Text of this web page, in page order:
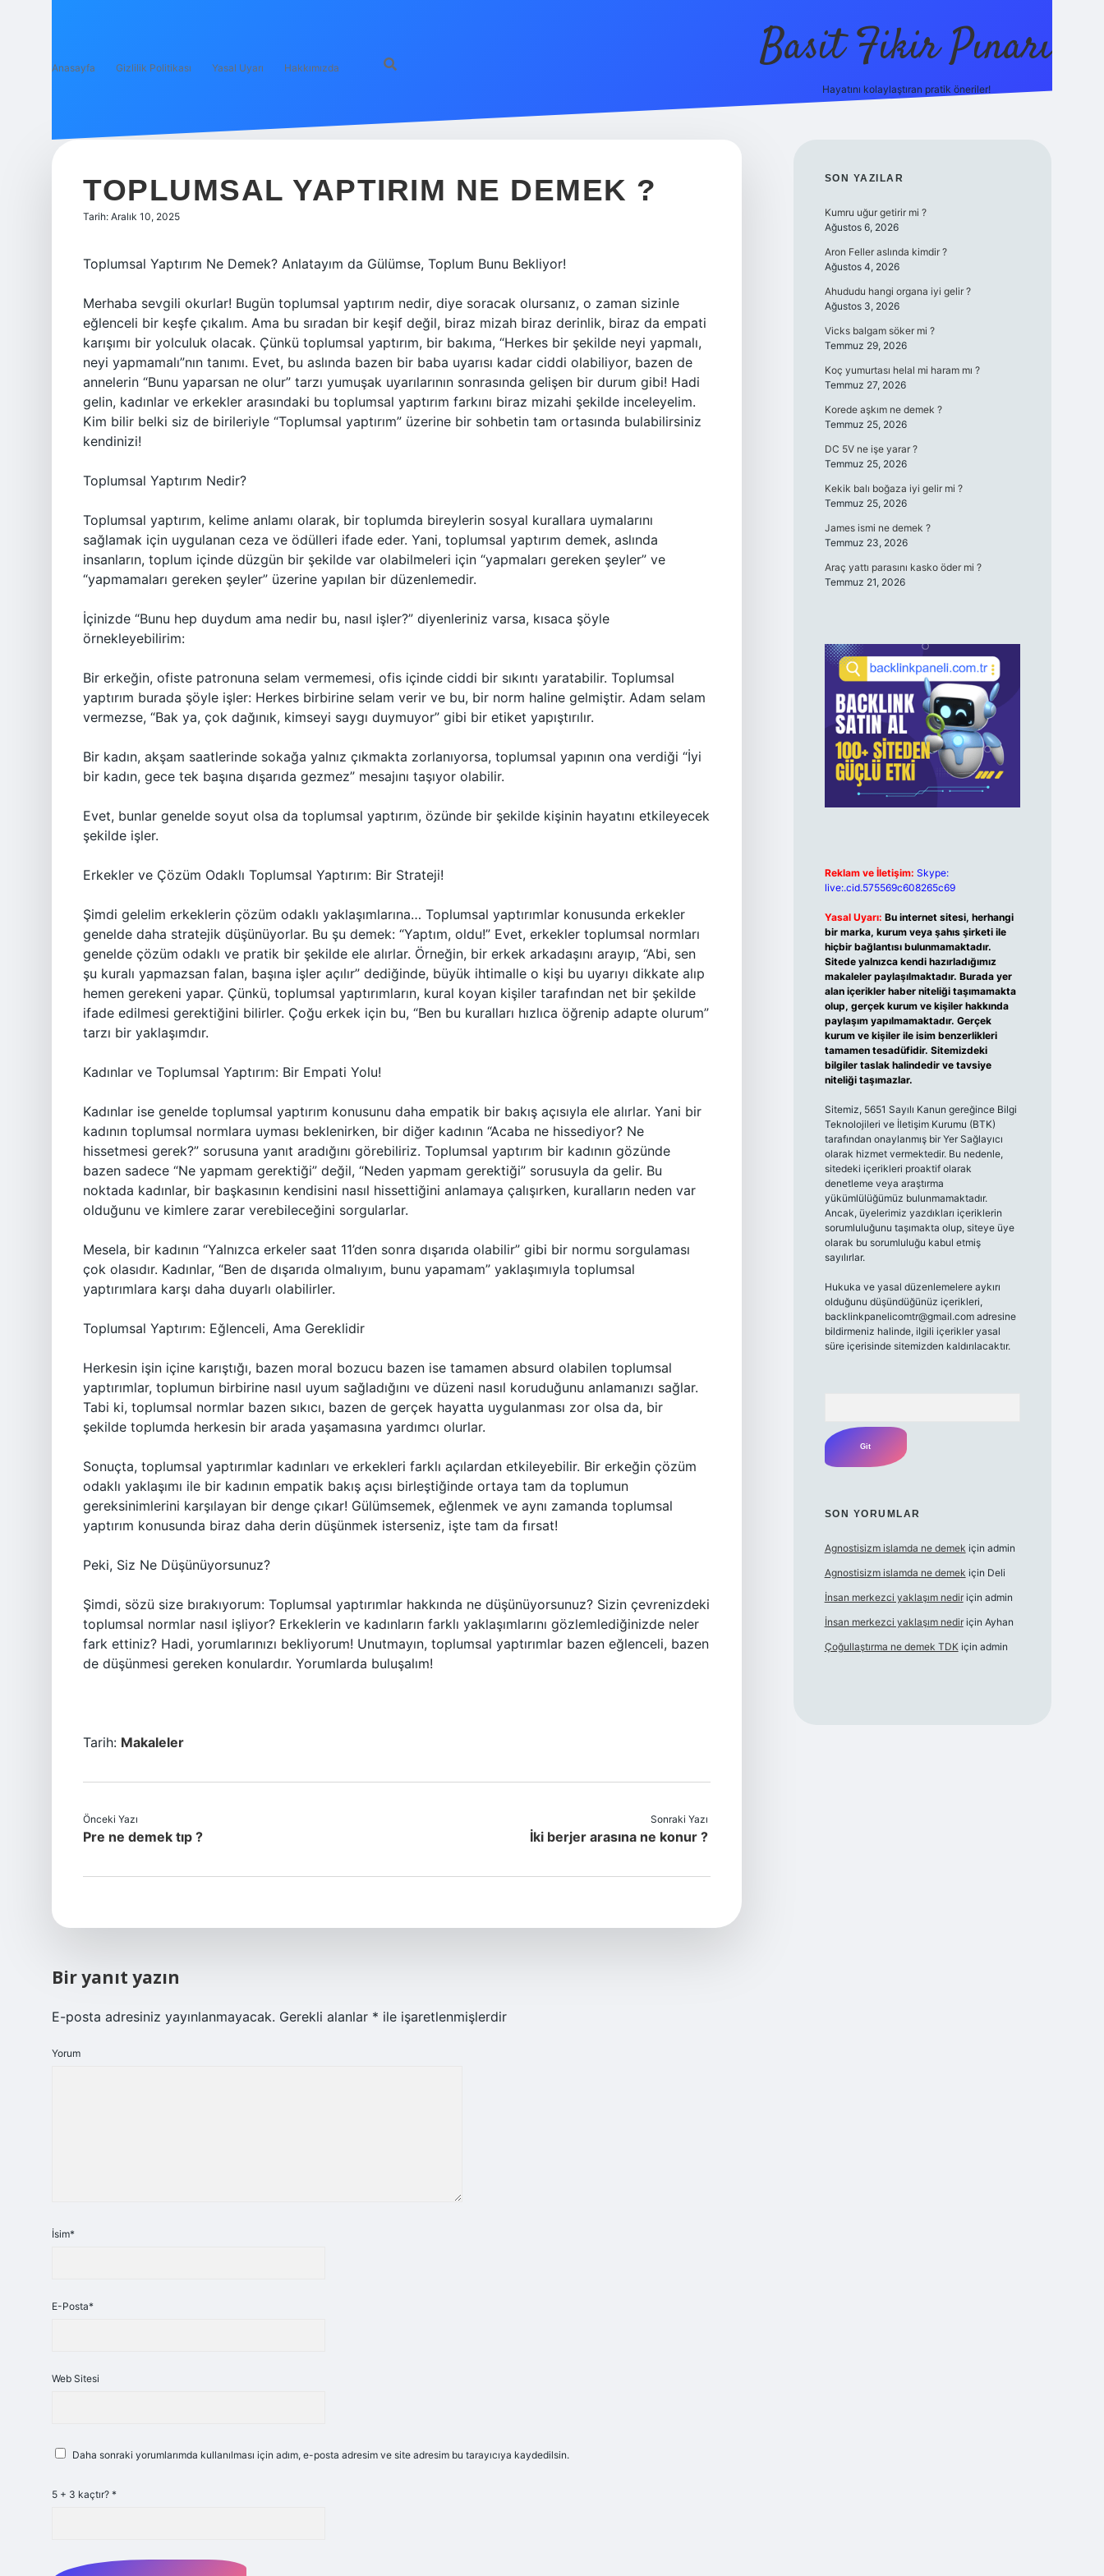
Anasayfa Gizlilik Politikası Yasal Uyarı Hakkımızda Basit Fikir Pınarı
Hayatını kolaylaştıran pratik öneriler!
TOPLUMSAL YAPTIRIM NE DEMEK ?
Tarih: Aralık 10, 2025
Toplumsal Yaptırım Ne Demek? Anlatayım da Gülümse, Toplum Bunu Bekliyor!
Merhaba sevgili okurlar! Bugün toplumsal yaptırım nedir, diye soracak olursanız, o zaman sizinle
eğlenceli bir keşfe çıkalım. Ama bu sıradan bir keşif değil, biraz mizah biraz derinlik, biraz da empati
karışımı bir yolculuk olacak. Çünkü toplumsal yaptırım, bir bakıma, “Herkes bir şekilde neyi yapmalı,
neyi yapmamalı”nın tanımı. Evet, bu aslında bazen bir baba uyarısı kadar ciddi olabiliyor, bazen de
annelerin “Bunu yaparsan ne olur” tarzı yumuşak uyarılarının sonrasında gelişen bir durum gibi! Hadi
gelin, kadınlar ve erkekler arasındaki bu toplumsal yaptırım farkını biraz mizahi şekilde inceleyelim.
Kim bilir belki siz de birileriyle “Toplumsal yaptırım” üzerine bir sohbetin tam ortasında bulabilirsiniz
kendinizi!
Toplumsal Yaptırım Nedir?
Toplumsal yaptırım, kelime anlamı olarak, bir toplumda bireylerin sosyal kurallara uymalarını
sağlamak için uygulanan ceza ve ödülleri ifade eder. Yani, toplumsal yaptırım demek, aslında
insanların, toplum içinde düzgün bir şekilde var olabilmeleri için “yapmaları gereken şeyler” ve
“yapmamaları gereken şeyler” üzerine yapılan bir düzenlemedir.
İçinizde “Bunu hep duydum ama nedir bu, nasıl işler?” diyenleriniz varsa, kısaca şöyle
örnekleyebilirim:
Bir erkeğin, ofiste patronuna selam vermemesi, ofis içinde ciddi bir sıkıntı yaratabilir. Toplumsal
yaptırım burada şöyle işler: Herkes birbirine selam verir ve bu, bir norm haline gelmiştir. Adam selam
vermezse, “Bak ya, çok dağınık, kimseyi saygı duymuyor” gibi bir etiket yapıştırılır.
Bir kadın, akşam saatlerinde sokağa yalnız çıkmakta zorlanıyorsa, toplumsal yapının ona verdiği “İyi
bir kadın, gece tek başına dışarıda gezmez” mesajını taşıyor olabilir.
Evet, bunlar genelde soyut olsa da toplumsal yaptırım, özünde bir şekilde kişinin hayatını etkileyecek
şekilde işler.
Erkekler ve Çözüm Odaklı Toplumsal Yaptırım: Bir Strateji!
Şimdi gelelim erkeklerin çözüm odaklı yaklaşımlarına… Toplumsal yaptırımlar konusunda erkekler
genelde daha stratejik düşünüyorlar. Bu şu demek: “Yaptım, oldu!” Evet, erkekler toplumsal normları
genelde çözüm odaklı ve pratik bir şekilde ele alırlar. Örneğin, bir erkek arkadaşını arayıp, “Abi, sen
şu kuralı yapmazsan falan, başına işler açılır” dediğinde, büyük ihtimalle o kişi bu uyarıyı dikkate alıp
hemen gerekeni yapar. Çünkü, toplumsal yaptırımların, kural koyan kişiler tarafından net bir şekilde
ifade edilmesi gerektiğini bilirler. Çoğu erkek için bu, “Ben bu kuralları hızlıca öğrenip adapte olurum”
tarzı bir yaklaşımdır.
Kadınlar ve Toplumsal Yaptırım: Bir Empati Yolu!
Kadınlar ise genelde toplumsal yaptırım konusunu daha empatik bir bakış açısıyla ele alırlar. Yani bir
kadının toplumsal normlara uyması beklenirken, bir diğer kadının “Acaba ne hissediyor? Ne
hissetmesi gerek?” sorusuna yanıt aradığını görebiliriz. Toplumsal yaptırım bir kadının gözünde
bazen sadece “Ne yapmam gerektiği” değil, “Neden yapmam gerektiği” sorusuyla da gelir. Bu
noktada kadınlar, bir başkasının kendisini nasıl hissettiğini anlamaya çalışırken, kuralların neden var
olduğunu ve kimlere zarar verebileceğini sorgularlar.
Mesela, bir kadının “Yalnızca erkeler saat 11’den sonra dışarıda olabilir” gibi bir normu sorgulaması
çok olasıdır. Kadınlar, “Ben de dışarıda olmalıyım, bunu yapamam” yaklaşımıyla toplumsal
yaptırımlara karşı daha duyarlı olabilirler.
Toplumsal Yaptırım: Eğlenceli, Ama Gereklidir
Herkesin işin içine karıştığı, bazen moral bozucu bazen ise tamamen absurd olabilen toplumsal
yaptırımlar, toplumun birbirine nasıl uyum sağladığını ve düzeni nasıl koruduğunu anlamanızı sağlar.
Tabi ki, toplumsal normlar bazen sıkıcı, bazen de gerçek hayatta uygulanması zor olsa da, bir
şekilde toplumda herkesin bir arada yaşamasına yardımcı olurlar.
Sonuçta, toplumsal yaptırımlar kadınları ve erkekleri farklı açılardan etkileyebilir. Bir erkeğin çözüm
odaklı yaklaşımı ile bir kadının empatik bakış açısı birleştiğinde ortaya tam da toplumun
gereksinimlerini karşılayan bir denge çıkar! Gülümsemek, eğlenmek ve aynı zamanda toplumsal
yaptırım konusunda biraz daha derin düşünmek isterseniz, işte tam da fırsat!
Peki, Siz Ne Düşünüyorsunuz?
Şimdi, sözü size bırakıyorum: Toplumsal yaptırımlar hakkında ne düşünüyorsunuz? Sizin çevrenizdeki
toplumsal normlar nasıl işliyor? Erkeklerin ve kadınların farklı yaklaşımlarını gözlemlediğinizde neler
fark ettiniz? Hadi, yorumlarınızı bekliyorum! Unutmayın, toplumsal yaptırımlar bazen eğlenceli, bazen
de düşünmesi gereken konulardır. Yorumlarda buluşalım!
Tarih: Makaleler
Önceki Yazı
Pre ne demek tıp ?
Sonraki Yazı
İki berjer arasına ne konur ?
Bir yanıt yazın
E-posta adresiniz yayınlanmayacak. Gerekli alanlar * ile işaretlenmişlerdir
Yorum
İsim*
E-Posta*
Web Sitesi
Daha sonraki yorumlarımda kullanılması için adım, e-posta adresim ve site adresim bu tarayıcıya kaydedilsin.
5 + 3 kaçtır? *
SIDEBAR
SON YAZILAR
Kumru uğur getirir mi ?
Ağustos 6, 2026
Aron Feller aslında kimdir ?
Ağustos 4, 2026
Ahududu hangi organa iyi gelir ?
Ağustos 3, 2026
Vicks balgam söker mi ?
Temmuz 29, 2026
Koç yumurtası helal mi haram mı ?
Temmuz 27, 2026
Korede aşkım ne demek ?
Temmuz 25, 2026
DC 5V ne işe yarar ?
Temmuz 25, 2026
Kekik balı boğaza iyi gelir mi ?
Temmuz 25, 2026
James ismi ne demek ?
Temmuz 23, 2026
Araç yattı parasını kasko öder mi ?
Temmuz 21, 2026
Reklam ve İletişim: Skype:
live:.cid.575569c608265c69
Yasal Uyarı: Bu internet sitesi, herhangi
bir marka, kurum veya şahıs şirketi ile
hiçbir bağlantısı bulunmamaktadır.
Sitede yalnızca kendi hazırladığımız
makaleler paylaşılmaktadır. Burada yer
alan içerikler haber niteliği taşımamakta
olup, gerçek kurum ve kişiler hakkında
paylaşım yapılmamaktadır. Gerçek
kurum ve kişiler ile isim benzerlikleri
tamamen tesadüfidir. Sitemizdeki
bilgiler taslak halindedir ve tavsiye
niteliği taşımazlar.
Sitemiz, 5651 Sayılı Kanun gereğince Bilgi
Teknolojileri ve İletişim Kurumu (BTK)
tarafından onaylanmış bir Yer Sağlayıcı
olarak hizmet vermektedir. Bu nedenle,
sitedeki içerikleri proaktif olarak
denetleme veya araştırma
yükümlülüğümüz bulunmamaktadır.
Ancak, üyelerimiz yazdıkları içeriklerin
sorumluluğunu taşımakta olup, siteye üye
olarak bu sorumluluğu kabul etmiş
sayılırlar.
Hukuka ve yasal düzenlemelere aykırı
olduğunu düşündüğünüz içerikleri,
backlinkpanelicomtr@gmail.comadresine
bildirmeniz halinde, ilgili içerikler yasal
süre içerisinde sitemizden kaldırılacaktır.
SON YORUMLAR
Agnostisizm islamda ne demek için admin
Agnostisizm islamda ne demek için Deli
İnsan merkezci yaklaşım nediriçin admin
İnsan merkezci yaklaşım nediriçin Ayhan
Çoğullaştırma ne demek TDKiçin admin